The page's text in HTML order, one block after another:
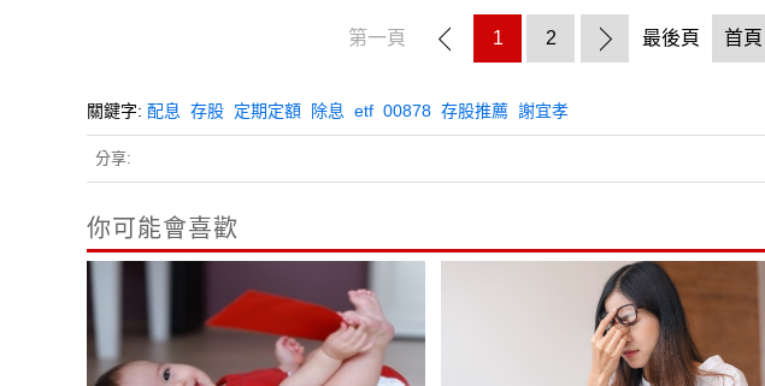
第一頁 1 2 最後頁 首頁
關鍵字: 配息 存股 定期定額 除息 etf 00878 存股推薦 謝宜孝
分享:
你可能會喜歡